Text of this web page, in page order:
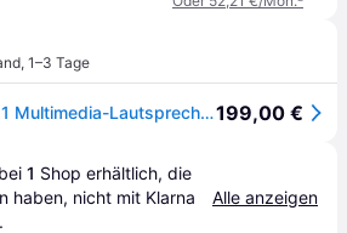
, 1–3 Tage
MusicCast 20 WX-021 Multimedia-Lautsprecher weiß199,00 €
1 Shop erhältlich, die
haben, nicht mit Klarna
Alle anzeigen